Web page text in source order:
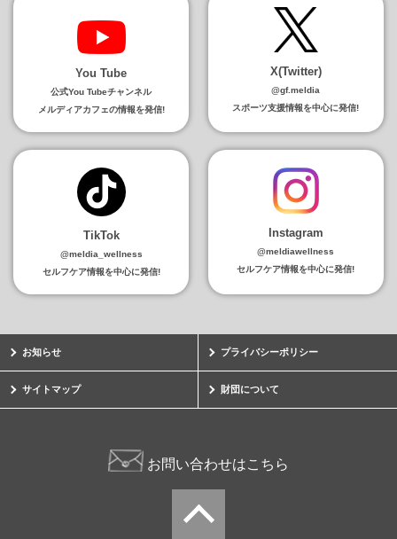
You Tube
公式You Tubeチャンネル
メルディアカフェの情報を発信!
X(Twitter)
@gf.meldia
スポーツ支援情報を中心に発信!
TikTok
@meldia_wellness
セルフケア情報を中心に発信!
Instagram
@meldiawellness
セルフケア情報を中心に発信!
お知らせ プライバシーポリシー
サイトマップ 財団について
お問い合わせはこちら